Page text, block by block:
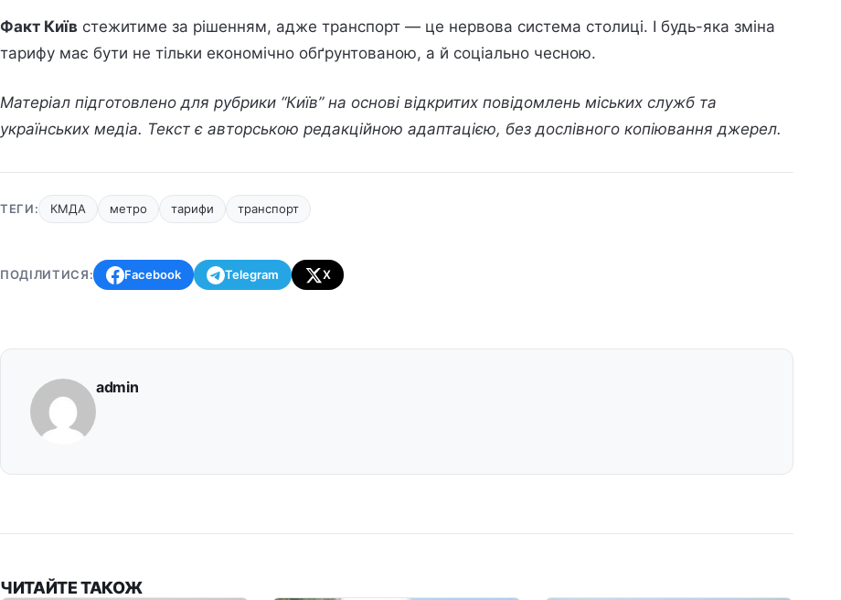
Факт Київ стежитиме за рішенням, адже транспорт — це нервова система столиці. І будь-яка зміна
тарифу має бути не тільки економічно обґрунтованою, а й соціально чесною.
Матеріал підготовлено для рубрики “Київ” на основі відкритих повідомлень міських служб та
українських медіа. Текст є авторською редакційною адаптацією, без дослівного копіювання джерел.
ТЕГИ: КМДА метро тарифи транспорт
ПОДІЛИТИСЯ: Facebook Telegram X
admin
ЧИТАЙТЕ ТАКОЖ